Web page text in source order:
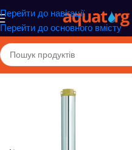
Перейти до навігації
Перейти до основного вмісту
/Насоси та насосне